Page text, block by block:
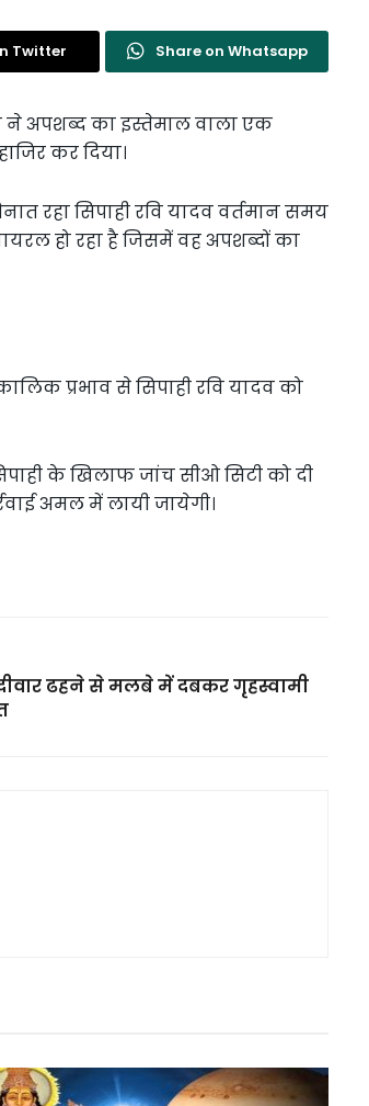
Twitter Share on Whatsapp
ने अपशब्द का इस्तेमाल वाला एक
कर दिया।
रहा सिपाही रवि यादव वर्तमान समय
हो रहा है जिसमें वह अपशब्दों का
प्रभाव से सिपाही रवि यादव को
के खिलाफ जांच सीओ सिटी को दी
अमल में लायी जायेगी।
ढहने से मलबे में दबकर गृहस्वामी